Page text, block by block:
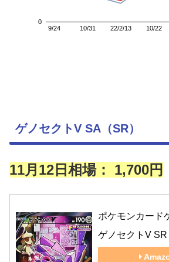
9/24 10/31 22/2/13 10/22
0
ゲノセクトV SA（SR）
11月12日相場： 1,700円
ポケモンカード
ゲノセクトV SR